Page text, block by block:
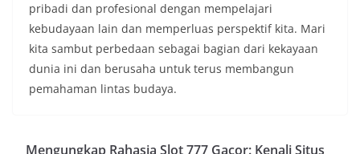
pribadi dan profesional dengan mempelajari
kebudayaan lain dan memperluas perspektif kita. Mari
kita sambut perbedaan sebagai bagian dari kekayaan
dunia ini dan berusaha untuk terus membangun
pemahaman lintas budaya.
Mengungkap Rahasia Slot 777 Gacor: Kenali Situs